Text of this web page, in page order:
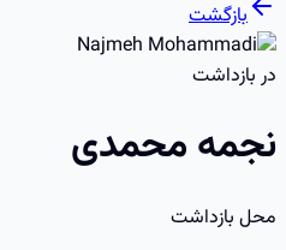
بازگشت
در بازداشت
نجمه محمدی
محل بازداشت